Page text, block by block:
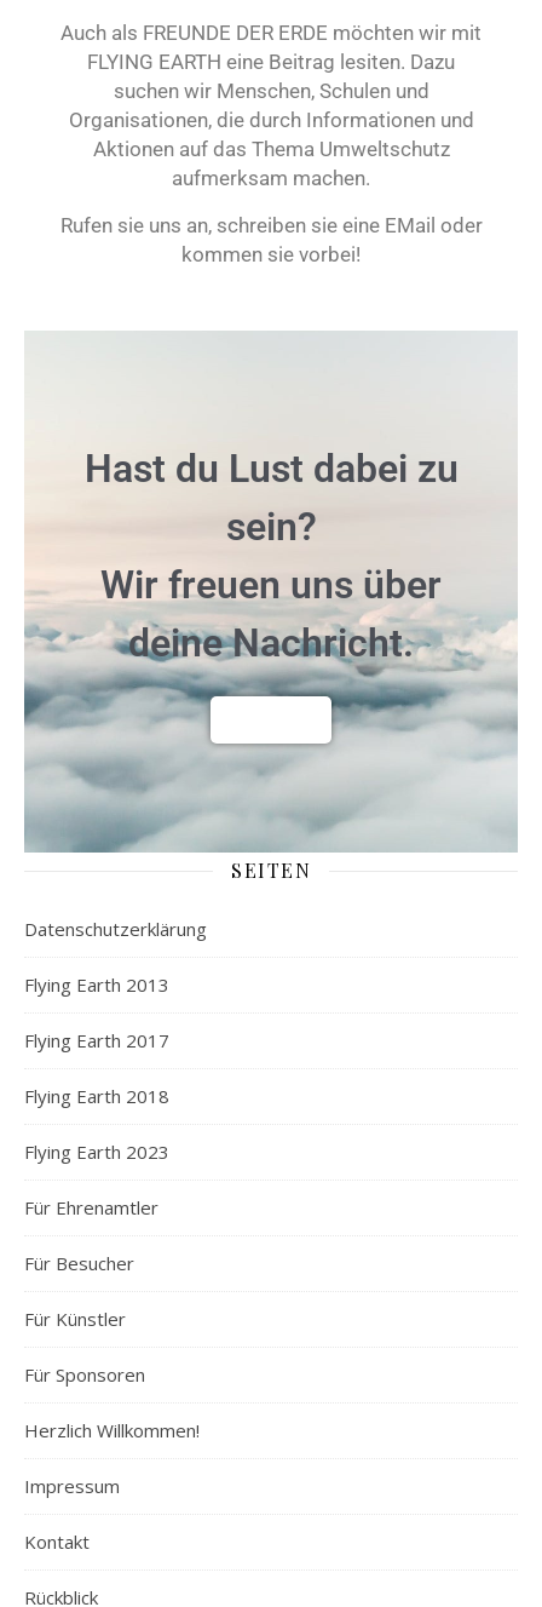
Auch als FREUNDE DER ERDE möchten wir mit
FLYING EARTH eine Beitrag lesiten. Dazu
suchen wir Menschen, Schulen und
Organisationen, die durch Informationen und
Aktionen auf das Thema Umweltschutz
aufmerksam machen.
Rufen sie uns an, schreiben sie eine EMail oder
kommen sie vorbei!
Hast du Lust dabei zu
sein?
Wir freuen uns über
deine Nachricht.
SEITEN
Datenschutzerklärung
Flying Earth 2013
Flying Earth 2017
Flying Earth 2018
Flying Earth 2023
Für Ehrenamtler
Für Besucher
Für Künstler
Für Sponsoren
Herzlich Willkommen!
Impressum
Kontakt
Rückblick